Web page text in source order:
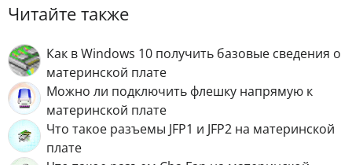
Читайте также
Как в Windows 10 получить базовые сведения о
материнской плате
Можно ли подключить флешку напрямую к
материнской плате
Что такое разъемы JFP1 и JFP2 на материнской
плате